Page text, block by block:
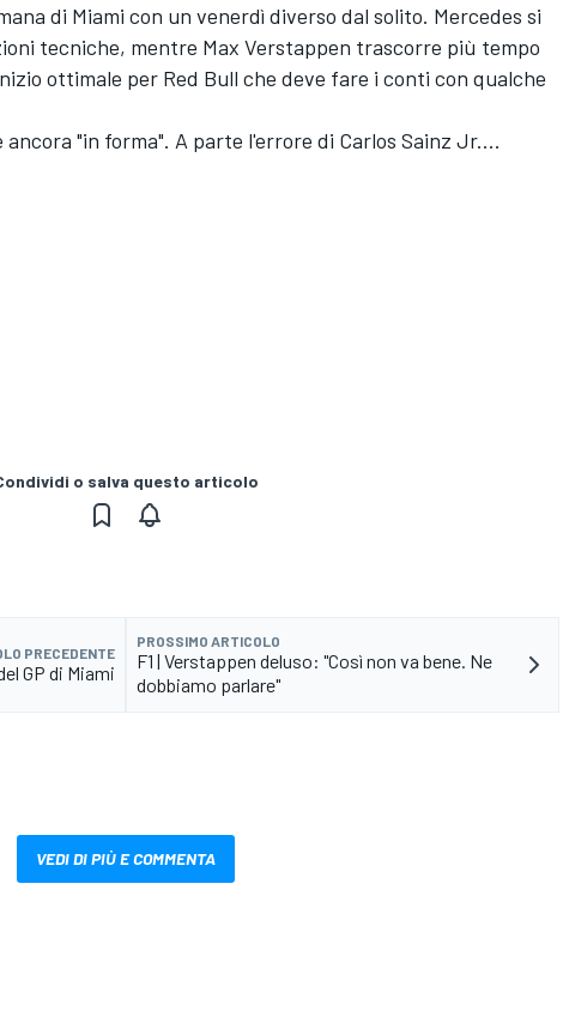
di Miami con un venerdì diverso dal solito. Mercedes si
tecniche, mentre Max Verstappen trascorre più tempo
ottimale per Red Bull che deve fare i conti con qualche
"in forma". A parte l'errore di Carlos Sainz Jr....
o salva questo articolo
PRECEDENTE
GP di Miami
PROSSIMO ARTICOLO
F1 | Verstappen deluso: "Così non va bene. Ne
dobbiamo parlare"
VEDI DI PIÙ E COMMENTA